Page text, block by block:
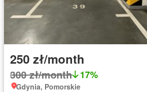
250 zł/month
300 zł/month 17%
Gdynia, Pomorskie